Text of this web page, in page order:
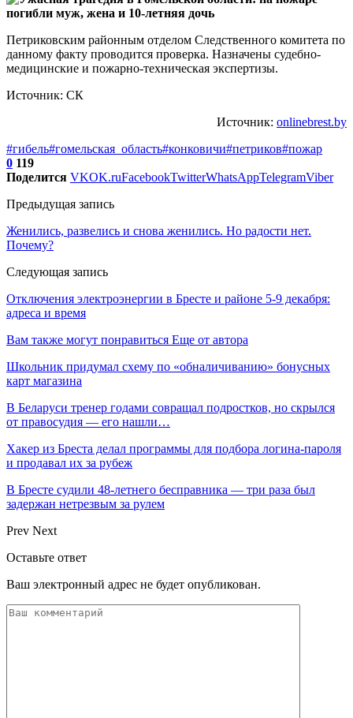
Петриковским районным отделом Следственного комитета по
данному факту проводится проверка. Назначены судебно-
медицинские и пожарно-техническая экспертизы.
Источник: СК
Источник: onlinebrest.by
#гибель#гомельская_область#конковичи#петриков#пожар
0 119
Поделится VKOK.ruFacebookTwitterWhatsAppTelegramViber
Предыдущая запись
Женились, развелись и снова женились. Но радости нет.
Почему?
Следующая запись
Отключения электроэнергии в Бресте и районе 5-9 декабря:
адреса и время
Вам также могут понравиться Еще от автора
Школьник придумал схему по «обналичиванию» бонусных
карт магазина
В Беларуси тренер годами совращал подростков, но скрылся
от правосудия — его нашли…
Хакер из Бреста делал программы для подбора логина-пароля
и продавал их за рубеж
В Бресте судили 48-летнего бесправника — три раза был
задержан нетрезвым за рулем
Prev Next
Оставьте ответ
Ваш электронный адрес не будет опубликован.